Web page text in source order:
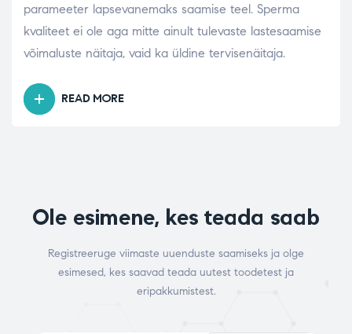
parameeter lapsevanemaks saamise teel. Sperma
kvaliteet ei ole aga mitte ainult tulevaste lastesaamise
võimaluste näitaja, vaid ka üldine tervisenäitaja.
READ MORE
Ole esimene, kes teada saab
Registreeruge viimaste uuenduste saamiseks ja olge
esimesed, kes saavad teada uutest toodetest ja
eripakkumistest.